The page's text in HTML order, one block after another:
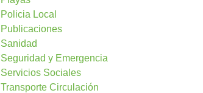
Policia Local
Publicaciones
Sanidad
Seguridad y Emergencia
Servicios Sociales
Transporte Circulación